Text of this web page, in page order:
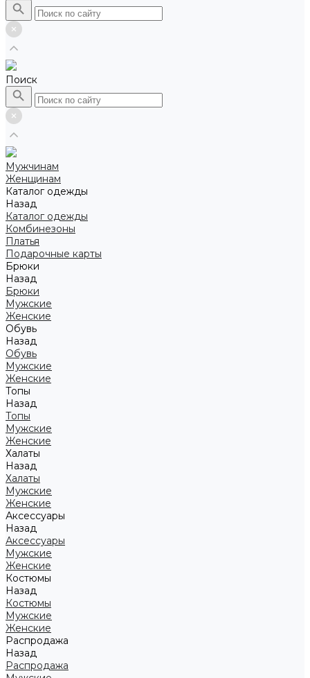
Поиск
Мужчинам
Женщинам
Каталог одежды
Назад
Каталог одежды
Комбинезоны
Платья
Подарочные карты
Брюки
Назад
Брюки
Мужские
Женские
Обувь
Назад
Обувь
Мужские
Женские
Топы
Назад
Топы
Мужские
Женские
Халаты
Назад
Халаты
Мужские
Женские
Аксессуары
Назад
Аксессуары
Мужские
Женские
Костюмы
Назад
Костюмы
Мужские
Женские
Распродажа
Назад
Распродажа